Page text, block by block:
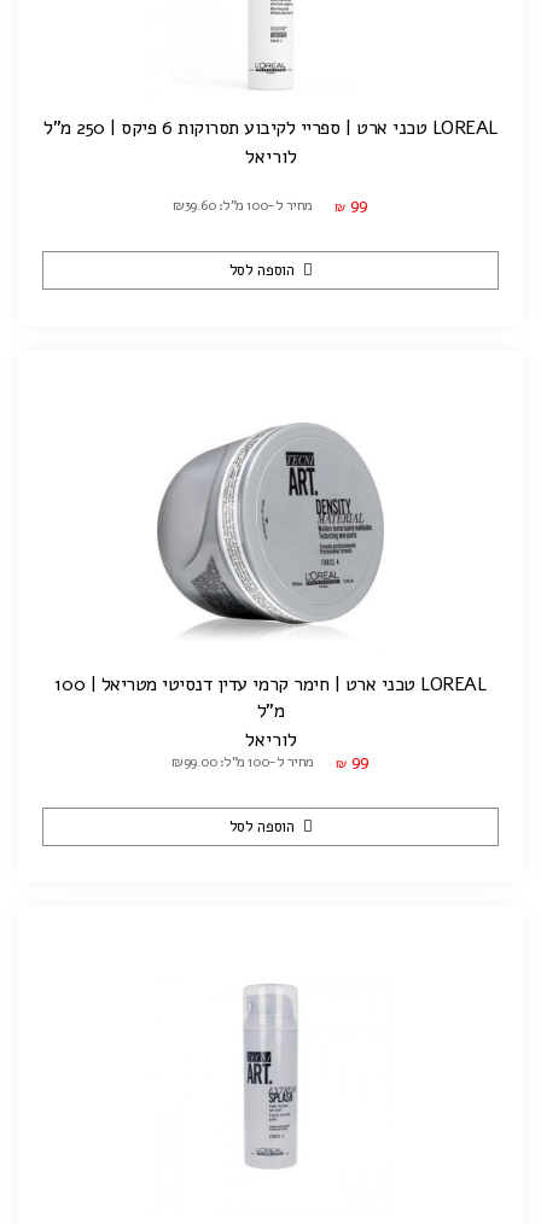
LOREAL טכני ארט | ספריי לקיבוע תסרוקות 6 פיקס | 250 מ"ל
לוריאל
₪ 99 מחיר ל-100 מ"ל: ₪39.60
הוספה לסל
LOREAL טכני ארט | חימר קרמי עדין דנסיטי מטריאל | 100
מ"ל
לוריאל
₪ 99 מחיר ל-100 מ"ל: ₪99.00
הוספה לסל